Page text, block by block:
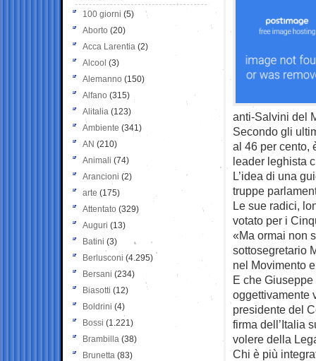
anti-Salvini del
Secondo gli
al 46 per cento,
leader leghista
L’idea di una
truppe
Le sue radici,
votato per i
«Ma ormai non
sottosegretario
nel Movimento
E che
oggettivamente
presidente del
firma dell’Italia
volere della
Chi è più
100 giorni (5)
Aborto (20)
Acca Larentia (2)
Alcool (3)
Alemanno (150)
Alfano (315)
Alitalia (123)
Ambiente (341)
AN (210)
Animali (74)
Arancioni (2)
arte (175)
Attentato (329)
Auguri (13)
Batini (3)
Berlusconi (4.295)
Bersani (234)
Biasotti (12)
Boldrini (4)
Bossi (1.221)
Brambilla (38)
Brunetta (83)